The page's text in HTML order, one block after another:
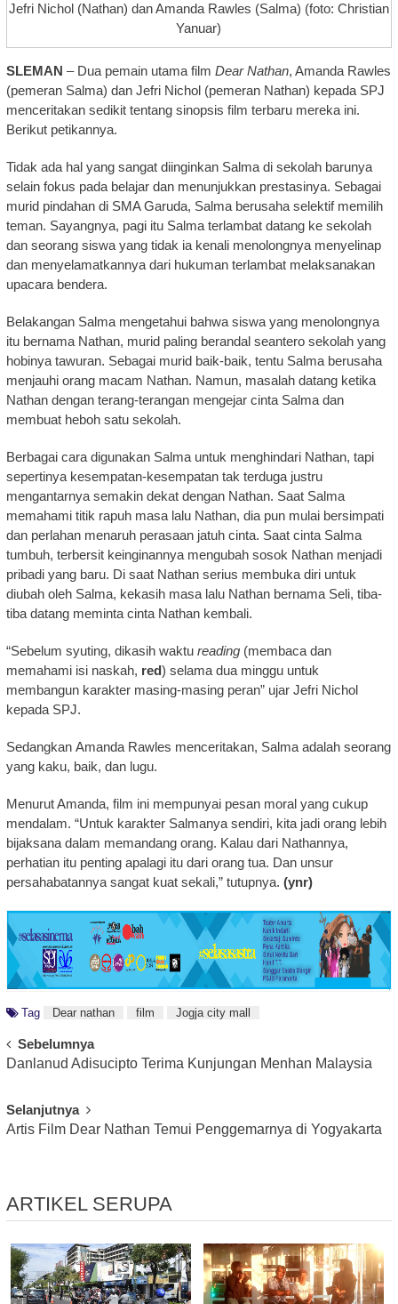
Jefri Nichol (Nathan) dan Amanda Rawles (Salma) (foto: Christian
Yanuar)
SLEMAN – Dua pemain utama film Dear Nathan, Amanda Rawles
(pemeran Salma) dan Jefri Nichol (pemeran Nathan) kepada SPJ
menceritakan sedikit tentang sinopsis film terbaru mereka ini.
Berikut petikannya.
Tidak ada hal yang sangat diinginkan Salma di sekolah barunya
selain fokus pada belajar dan menunjukkan prestasinya. Sebagai
murid pindahan di SMA Garuda, Salma berusaha selektif memilih
teman. Sayangnya, pagi itu Salma terlambat datang ke sekolah
dan seorang siswa yang tidak ia kenali menolongnya menyelinap
dan menyelamatkannya dari hukuman terlambat melaksanakan
upacara bendera.
Belakangan Salma mengetahui bahwa siswa yang menolongnya
itu bernama Nathan, murid paling berandal seantero sekolah yang
hobinya tawuran. Sebagai murid baik-baik, tentu Salma berusaha
menjauhi orang macam Nathan. Namun, masalah datang ketika
Nathan dengan terang-terangan mengejar cinta Salma dan
membuat heboh satu sekolah.
Berbagai cara digunakan Salma untuk menghindari Nathan, tapi
sepertinya kesempatan-kesempatan tak terduga justru
mengantarnya semakin dekat dengan Nathan. Saat Salma
memahami titik rapuh masa lalu Nathan, dia pun mulai bersimpati
dan perlahan menaruh perasaan jatuh cinta. Saat cinta Salma
tumbuh, terbersit keinginannya mengubah sosok Nathan menjadi
pribadi yang baru. Di saat Nathan serius membuka diri untuk
diubah oleh Salma, kekasih masa lalu Nathan bernama Seli, tiba-
tiba datang meminta cinta Nathan kembali.
“Sebelum syuting, dikasih waktu reading (membaca dan
memahami isi naskah, red) selama dua minggu untuk
membangun karakter masing-masing peran” ujar Jefri Nichol
kepada SPJ.
Sedangkan Amanda Rawles menceritakan, Salma adalah seorang
yang kaku, baik, dan lugu.
Menurut Amanda, film ini mempunyai pesan moral yang cukup
mendalam. “Untuk karakter Salmanya sendiri, kita jadi orang lebih
bijaksana dalam memandang orang. Kalau dari Nathannya,
perhatian itu penting apalagi itu dari orang tua. Dan unsur
persahabatannya sangat kuat sekali,” tutupnya. (ynr)
Tag Dear nathan film Jogja city mall
Post
Navigation
Sebelumnya
Danlanud Adisucipto Terima Kunjungan Menhan Malaysia
Selanjutnya
Artis Film Dear Nathan Temui Penggemarnya di Yogyakarta
ARTIKEL SERUPA